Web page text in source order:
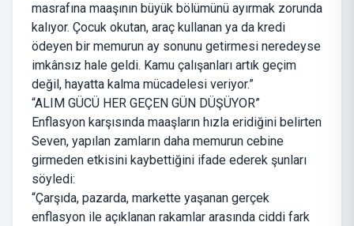
masrafına maaşının büyük bölümünü ayırmak zorunda
kalıyor. Çocuk okutan, araç kullanan ya da kredi
ödeyen bir memurun ay sonunu getirmesi neredeyse
imkânsız hale geldi. Kamu çalışanları artık geçim
değil, hayatta kalma mücadelesi veriyor.”
“ALIM GÜCÜ HER GEÇEN GÜN DÜŞÜYOR”
Enflasyon karşısında maaşların hızla eridiğini belirten
Seven, yapılan zamların daha memurun cebine
girmeden etkisini kaybettiğini ifade ederek şunları
söyledi:
“Çarşıda, pazarda, markette yaşanan gerçek
enflasyon ile açıklanan rakamlar arasında ciddi fark